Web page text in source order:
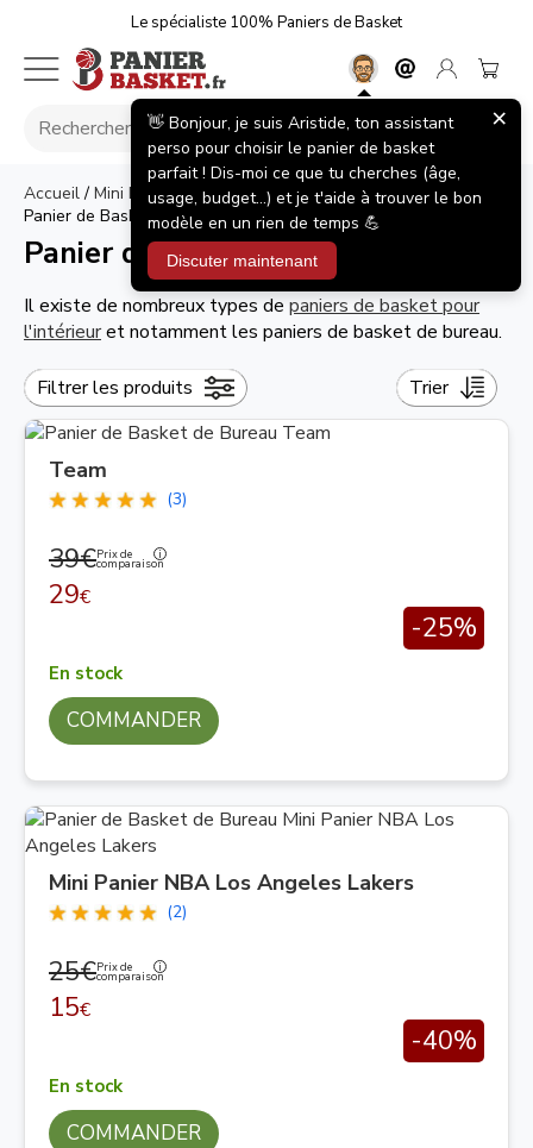
Le spécialiste 100% Paniers de Basket
Accueil/ Mini Paniers de Basket / Panier de Basket d'intérieur
Panier de Basket de Bureau
Panier de Basket de Bureau
Il existe de nombreux types de paniers de basket pour
l'intérieuret notamment les paniers de basket de bureau.
Filtrer les produits Trier
Team
(3)
39€Prix de
comparaison
29€
-25%
En stock
COMMANDER
Mini Panier NBA Los Angeles Lakers
(2)
25€Prix de
comparaison
15€
-40%
En stock
COMMANDER
👋 Bonjour, je suis Aristide, ton assistant
perso pour choisir le panier de basket
parfait ! Dis-moi ce que tu cherches (âge,
usage, budget...) et je t'aide à trouver le bon
modèle en un rien de temps 💪
Discuter maintenant
×